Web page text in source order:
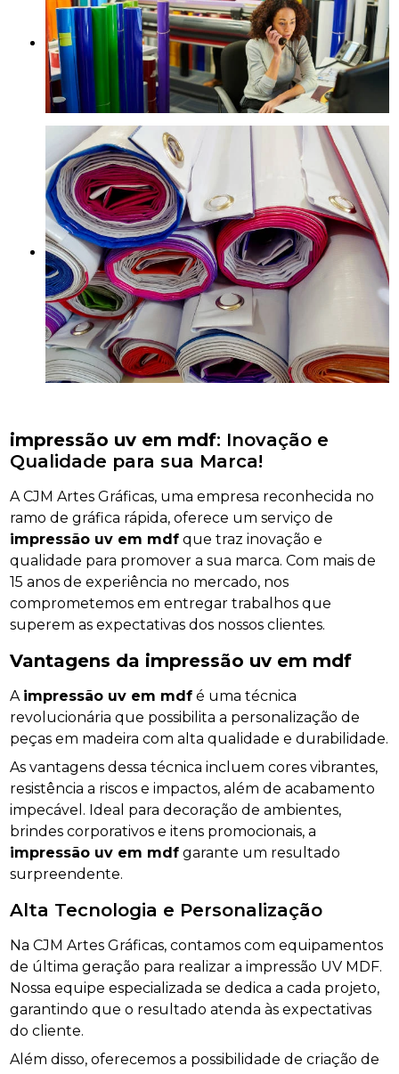
impressão uv em mdf: Inovação e
Qualidade para sua Marca!
A CJM Artes Gráficas, uma empresa reconhecida no
ramo de gráfica rápida, oferece um serviço de
impressão uv em mdf que traz inovação e
qualidade para promover a sua marca. Com mais de
15 anos de experiência no mercado, nos
comprometemos em entregar trabalhos que
superem as expectativas dos nossos clientes.
Vantagens da impressão uv em mdf
A impressão uv em mdf é uma técnica
revolucionária que possibilita a personalização de
peças em madeira com alta qualidade e durabilidade.
As vantagens dessa técnica incluem cores vibrantes,
resistência a riscos e impactos, além de acabamento
impecável. Ideal para decoração de ambientes,
brindes corporativos e itens promocionais, a
impressão uv em mdf garante um resultado
surpreendente.
Alta Tecnologia e Personalização
Na CJM Artes Gráficas, contamos com equipamentos
de última geração para realizar a impressão UV MDF.
Nossa equipe especializada se dedica a cada projeto,
garantindo que o resultado atenda às expectativas
do cliente.
Além disso, oferecemos a possibilidade de criação de